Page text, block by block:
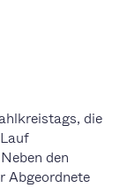
die
den
Abgeordnete